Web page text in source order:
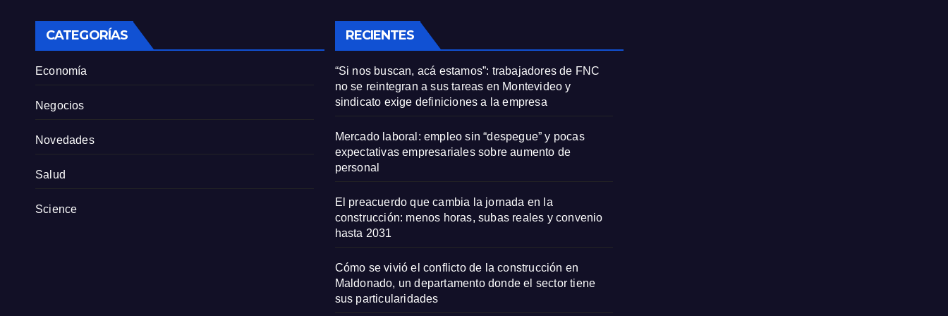
definiciones a la
empresa
CATEGORÍAS
Economía
Negocios
Novedades
Salud
Science
RECIENTES
“Si nos buscan, acá estamos”: trabajadores de FNC
no se reintegran a sus tareas en Montevideo y
sindicato exige definiciones a la empresa
Mercado laboral: empleo sin “despegue” y pocas
expectativas empresariales sobre aumento de
personal
El preacuerdo que cambia la jornada en la
construcción: menos horas, subas reales y convenio
hasta 2031
Cómo se vivió el conflicto de la construcción en
Maldonado, un departamento donde el sector tiene
sus particularidades